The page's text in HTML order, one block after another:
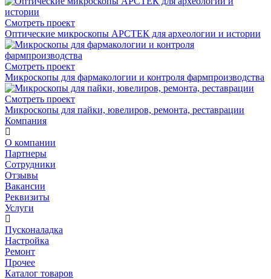
Смотреть проект
Оптические микроскопы АРСТЕК для археологии и истории
Смотреть проект
Микроскопы для фармакологии и контроля фармпроизводства
Смотреть проект
Микроскопы для пайки, ювелиров, ремонта, реставрации
Компания
О компании
Партнеры
Сотрудники
Отзывы
Вакансии
Реквизиты
Услуги
Пусконаладка
Настройка
Ремонт
Прочее
Каталог товаров